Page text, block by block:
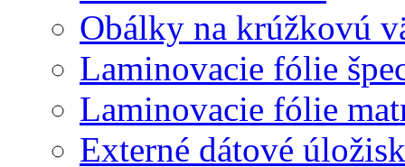
Obálky na krúžkovú
Laminovacie fólie
Laminovacie fólie
Externé dátové